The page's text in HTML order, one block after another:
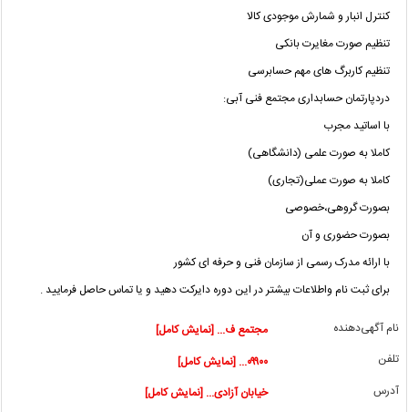
کنترل انبار و شمارش موجودی کالا
تنظیم صورت مغایرت بانکی
تنظیم کاربرگ های مهم حسابرسی
دردپارتمان حسابداری مجتمع فنی آبی:
با اساتید مجرب
کاملا به صورت علمی (دانشگاهی)
کاملا به صورت عملی(تجاری)
بصورت گروهی،خصوصی
بصورت حضوری و آن
با ارائه مدرک رسمی از سازمان فنی و حرفه ای کشور
برای ثبت نام واطلاعات بیشتر در این دوره دایرکت دهید و یا تماس حاصل فرمایید .
نام آگهی‌دهنده
مجتمع ف... [نمایش کامل]
تلفن
۰۹۹۰۰... [نمایش کامل]
آدرس
خیابان آزادی... [نمایش کامل]